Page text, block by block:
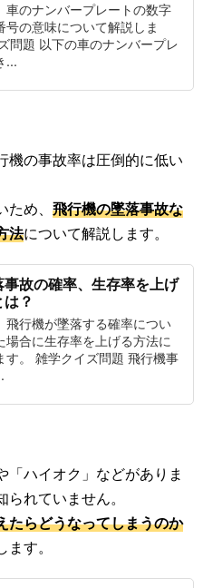
車のナンバープレートの数字
号の意味について解説しま
問題 以下の車のナンバープレ
...
機の事故率は圧倒的に低い
め、 飛行機の墜落事故な
法について解説します。
故の確率、生存率を上げ
？
飛行機が墜落する確率につい
場合に生存率を上げる方法に
す。 雑学クイズ問題 飛行機事
「ハイオク」などがありま
れていません。
たらどうなってしまうのか
す。